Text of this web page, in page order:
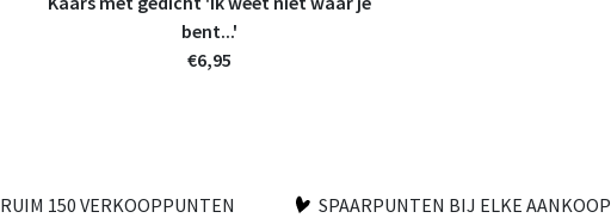
bent...'
€6,95
RUIM 150 VERKOOPPUNTEN SPAARPUNTEN BIJ ELKE AANKOOP